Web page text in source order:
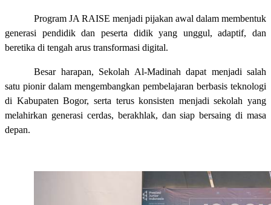
Program JA RAISE menjadi pijakan awal dalam membentuk
generasi pendidik dan peserta didik yang unggul, adaptif, dan
beretika di tengah arus transformasi digital.
Besar harapan, Sekolah Al-Madinah dapat menjadi salah
satu pionir dalam mengembangkan pembelajaran berbasis teknologi
di Kabupaten Bogor, serta terus konsisten menjadi sekolah yang
melahirkan generasi cerdas, berakhlak, dan siap bersaing di masa
depan.